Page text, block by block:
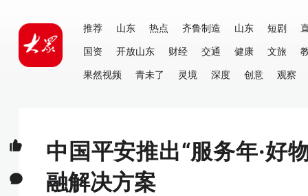
推荐 山东 热点 齐鲁制造 山东 短剧
国资
开放山东 财经 交通 健康 文旅
果然视频
青未了 灵境 深度 创意 观察
中国平安推出“服务年·好
融解决方案